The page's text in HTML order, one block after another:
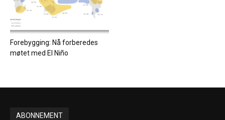
Forebygging: Nå forberedes
møtet med El Niño
ABONNEMENT